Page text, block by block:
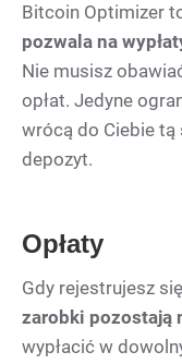
Bitcoin Optimizer
pozwala na
Nie musisz
opłat. Jedyne
wrócą do Ciebie
depozyt.
Opłaty
Gdy rejestrujesz
zarobki pozostają
wypłacić w